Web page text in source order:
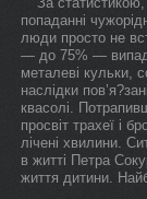
попаданні
люди просто не
— до 75% —
металеві кульки,
наслідки
квасолі.
просвіт трахеї і
лічені хвилини.
в житті Петра
життя дитини.